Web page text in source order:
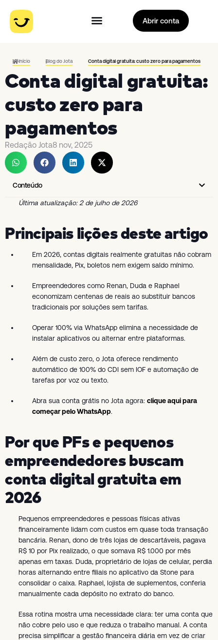
Abrir conta
Início Blog do Jota Conta digital gratuita: custo zero para pagamentos
Conta digital gratuita:
custo zero para
pagamentos
Redação Jota8 nov, 2025
Conteúdo
Última atualização: 2 de julho de 2026
Principais lições deste artigo
Em 2026, contas digitais realmente gratuitas não cobram
mensalidade, Pix, boletos nem exigem saldo mínimo.
Empreendedores como Renan, Duda e Raphael
economizam centenas de reais ao substituir bancos
tradicionais por soluções sem tarifas.
Operar 100% via WhatsApp elimina a necessidade de
instalar aplicativos ou alternar entre plataformas.
Além de custo zero, o Jota oferece rendimento
automático de 100% do CDI sem IOF e automação de
tarefas por voz ou texto.
Abra sua conta grátis no Jota agora: clique aqui para
começar pelo WhatsApp.
Por que PFs e pequenos
empreendedores buscam
conta digital gratuita em
2026
Pequenos empreendedores e pessoas físicas ativas
financeiramente lidam com custos em quase toda transação
bancária. Renan, dono de três lojas de descartáveis, pagava
R$ 10 por Pix realizado, o que somava R$ 1.000 por mês
apenas em taxas. Duda, proprietário de lojas de celular, perdia
horas alternando entre filiais no aplicativo da Stone para
consolidar o caixa. Raphael, lojista de suplementos, conferia
manualmente cada depósito no extrato do banco.
Essa rotina mostra uma necessidade clara: ter uma conta que
não cobre pelo uso e que reduza o trabalho manual. A conta
precisa simplificar a gestão financeira diária em vez de criar